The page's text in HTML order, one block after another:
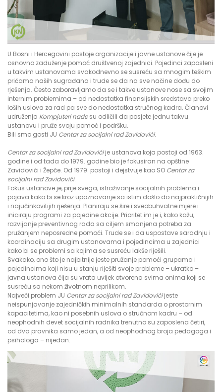
U Bosni i Hercegovini postoje organizacije i javne ustanove čije je
osnovno zaduženje pomoć društvenoj zajednici. Pojedinci zaposleni
u takvim ustanovama svakodnevno se susreću sa mnogim teškim
pričama naših sugrađana i trude se da na sve načine dođu do
rješenja. Često zaboravljamo da se i takve ustanove nose sa svojim
internim problemima – od nedostatka finansijskih sredstava preko
loših uslova za rad pa sve do nedostatka stručnog kadra. Članovi
udruženja Kompjuteri nadesu odličili da posjete jednu takvu
ustanovu i pruže svoju pomoć i podršku.
Bili smo gosti JU Centar za socijalni rad Zavidovići.
Centar za socijalni rad Zavidovićije ustanova koja postoji od 1963.
godine i od tada do 1979. godine bio je fokusiran na opštine
Zavidovići i Žepče. Od 1979. postoji i dejstvuje kao SO Centar za
socijalni rad Zavidovići.
Fokus ustanove je, prije svega, istraživanje socijalnih problema i
pojava kako bi se kroz upoznavanje sa istim došlo do najpraktičnijih
i najučinkovitijih rješenja. Planiraju se šire i sveobuhvatne mjere i
iniciraju programi za pojedine akcije. Prioritet im je i, kako kažu,
razvijanje preventivnog rada sa ciljem smanjena potreba za
pružanjem neposredne pomoći. Trude se i da uspostave saradnju i
koordinaciju sa drugim ustanovama i pojedincima u zajednici
kako bi se problemi sa kojima se susreću lakše riješili.
Svakako, ono što je najbitnije jeste pružanje pomoći grupama i
pojedincima koji nisu u stanju riješiti svoje probleme – ukratko –
javna ustanova čija su vrata uvijek otvorena svima onima koji se
susreću sa nekom životnom neprilikom.
Najveći problem JU Centar za socijalni rad Zavidovićijeste
neispunjavanje zajedničkih minimalnih standarda o prostornim
kapacitetima, kao ni posebnih uslova o stručnom kadru – od
neophodnih devet socijalnih radnika trenutno su zaposlena četiri,
od dva pravnika samo jedan, a od neophodnog broja pedagoga i
psihologa – nijedan.